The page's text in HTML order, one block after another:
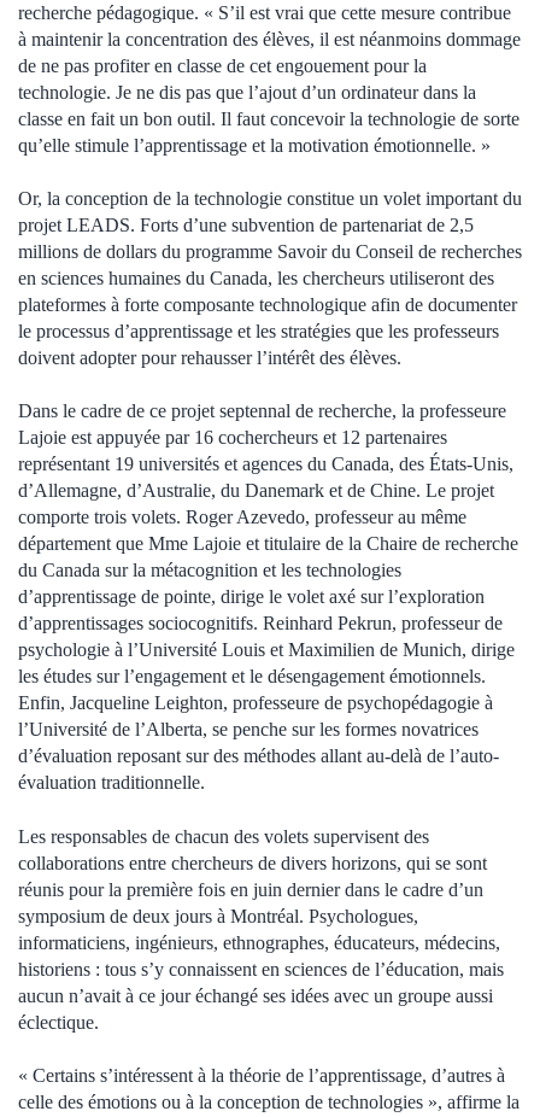
recherche pédagogique. « S’il est vrai que cette mesure contribue
à maintenir la concentration des élèves, il est néanmoins dommage
de ne pas profiter en classe de cet engouement pour la
technologie. Je ne dis pas que l’ajout d’un ordinateur dans la
classe en fait un bon outil. Il faut concevoir la technologie de sorte
qu’elle stimule l’apprentissage et la motivation émotionnelle. »
Or, la conception de la technologie constitue un volet important du
projet LEADS. Forts d’une subvention de partenariat de 2,5
millions de dollars du programme Savoir du Conseil de recherches
en sciences humaines du Canada, les chercheurs utiliseront des
plateformes à forte composante technologique afin de documenter
le processus d’apprentissage et les stratégies que les professeurs
doivent adopter pour rehausser l’intérêt des élèves.
Dans le cadre de ce projet septennal de recherche, la professeure
Lajoie est appuyée par 16 cochercheurs et 12 partenaires
représentant 19 universités et agences du Canada, des États-Unis,
d’Allemagne, d’Australie, du Danemark et de Chine. Le projet
comporte trois volets. Roger Azevedo, professeur au même
département que Mme Lajoie et titulaire de la Chaire de recherche
du Canada sur la métacognition et les technologies
d’apprentissage de pointe, dirige le volet axé sur l’exploration
d’apprentissages sociocognitifs. Reinhard Pekrun, professeur de
psychologie à l’Université Louis et Maximilien de Munich, dirige
les études sur l’engagement et le désengagement émotionnels.
Enfin, Jacqueline Leighton, professeure de psychopédagogie à
l’Université de l’Alberta, se penche sur les formes novatrices
d’évaluation reposant sur des méthodes allant au-delà de l’auto-
évaluation traditionnelle.
Les responsables de chacun des volets supervisent des
collaborations entre chercheurs de divers horizons, qui se sont
réunis pour la première fois en juin dernier dans le cadre d’un
symposium de deux jours à Montréal. Psychologues,
informaticiens, ingénieurs, ethnographes, éducateurs, médecins,
historiens : tous s’y connaissent en sciences de l’éducation, mais
aucun n’avait à ce jour échangé ses idées avec un groupe aussi
éclectique.
« Certains s’intéressent à la théorie de l’apprentissage, d’autres à
celle des émotions ou à la conception de technologies », affirme la